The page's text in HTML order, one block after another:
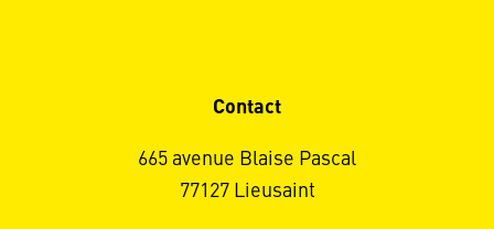
Contact
665 avenue Blaise Pascal
77127 Lieusaint